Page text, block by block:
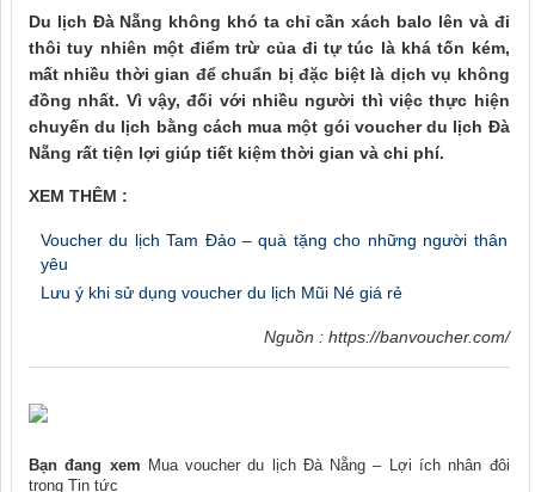
Du lịch Đà Nẵng không khó ta chỉ cần xách balo lên và đi
thôi tuy nhiên một điểm trừ của đi tự túc là khá tốn kém,
mất nhiều thời gian để chuẩn bị đặc biệt là dịch vụ không
đồng nhất. Vì vậy, đối với nhiều người thì việc thực hiện
chuyến du lịch bằng cách mua một gói voucher du lịch Đà
Nẵng rất tiện lợi giúp tiết kiệm thời gian và chi phí.
XEM THÊM :
Voucher du lịch Tam Đảo – quà tặng cho những người thân
yêu
Lưu ý khi sử dụng voucher du lịch Mũi Né giá rẻ
Nguồn : https://banvoucher.com/
Bạn đang xem Mua voucher du lịch Đà Nẵng – Lợi ích nhân đôi
trong Tin tức